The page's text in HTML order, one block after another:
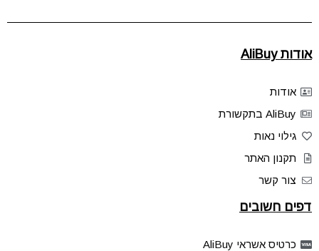
אודות AliBuy
אודות
AliBuy בתקשורת
גילוי נאות
תקנון האתר
צור קשר
דפים חשובים
כרטיס אשראי AliBuy